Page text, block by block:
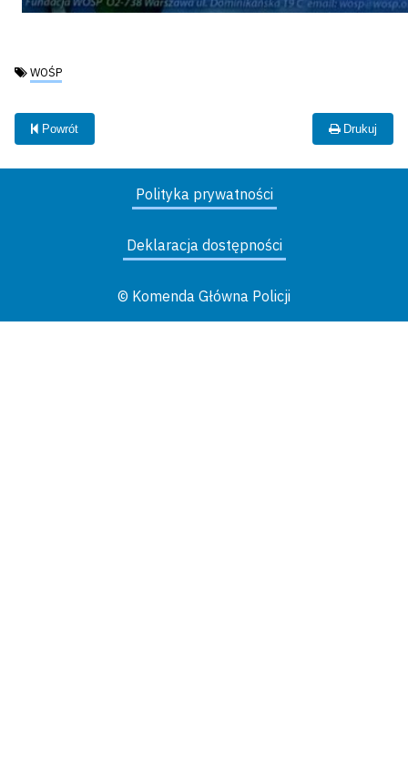
Tagi:
WOŚP
Powrót Drukuj
Polityka prywatności
Deklaracja dostępności
© Komenda Główna Policji